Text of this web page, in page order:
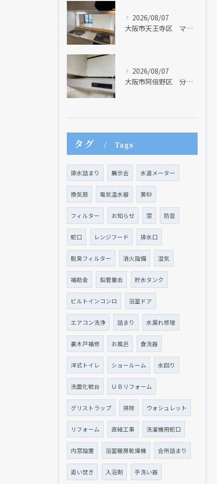
2026/08/07
大阪市天王寺区 マンションのキッチン取替及び内装リフォーム工事 クリナップ
2026/08/07
大阪市阿倍野区 分譲マンションのレンジフード取替リフォーム工事 タカラスタンダード
タグ Tags
排水詰まり 展示会 水道メーター
換気扇 電気温水器 黄砂
フィルター お知らせ 窓 防音
蛇口 レンジフード 排水口
脱臭フィルター 消火設備 湿気
補助金 鉛管撤去 貯水タンク
ビルトインコンロ 浴室ドア
エアコン洗浄 詰まり 水漏れ修理
裏木戸補修 お風呂 食洗器
洋式トイレ ショールーム 水回り
洗面化粧台 ＵＢリフォーム
グリストラップ 掃除 ウォシュレット
リフォーム 直結工事 洗濯機用蛇口
内窓設置 浴室暖房乾燥機 会所詰まり
追い焚き 入浴剤 手洗い器
クリックでチラシのページにジャンプします
クリックでチラシのページにジャンプします